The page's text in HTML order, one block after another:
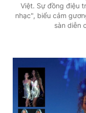
Việt. Sự đồng điệu
nhạc", biểu cảm
sàn diễn